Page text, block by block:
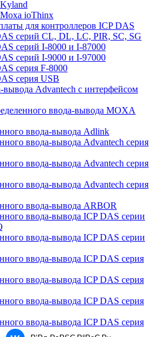
ioThinx
для контроллеров ICP DAS
серий CL, DL, LC, PIR, SC, SG
серий I-8000 и I-87000
серий I-9000 и I-97000
серия F-8000
серия USB
Advantech с интерфейсом
ввода-вывода MOXA
ввода-вывода Adlink
ввода-вывода Advantech серия
ввода-вывода Advantech серия
ввода-вывода Advantech серия
ввода-вывода ARBOR
ввода-вывода ICP DAS серии
ввода-вывода ICP DAS серии
ввода-вывода ICP DAS серия
ввода-вывода ICP DAS серия
ввода-вывода ICP DAS серия
ввода-вывода ICP DAS серия